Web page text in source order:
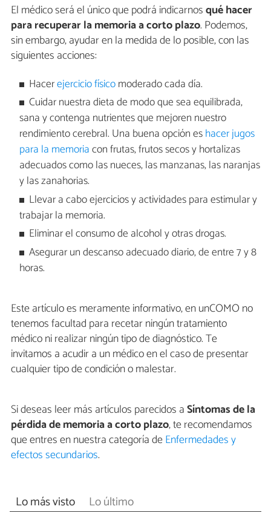
El médico será el único que podrá indicarnosqué hacer
para recuperar la memoria a corto plazo. Podemos,
sin embargo, ayudar en la medida de lo posible, con las
siguientes acciones:
Hacerejercicio físicomoderado cada día.
Cuidar nuestra dieta de modo que sea equilibrada,
sana y contenga nutrientes que mejoren nuestro
rendimiento cerebral. Una buena opción eshacer jugos
para la memoriacon frutas, frutos secos y hortalizas
adecuados como las nueces, las manzanas, las naranjas
y las zanahorias.
Llevar a cabo ejercicios y actividades para estimular y
trabajar la memoria.
Eliminar el consumo de alcohol y otras drogas.
Asegurar un descanso adecuado diario, de entre 7 y 8
horas.
Este artículo es meramente informativo, en unCOMO no
tenemos facultad para recetar ningún tratamiento
médico ni realizar ningún tipo de diagnóstico. Te
invitamos a acudir a un médico en el caso de presentar
cualquier tipo de condición o malestar.
Si deseas leer más artículos parecidos aSíntomas de la
pérdida de memoria a corto plazo, te recomendamos
que entres en nuestra categoría deEnfermedades y
efectos secundarios.
Lo más visto Lo último